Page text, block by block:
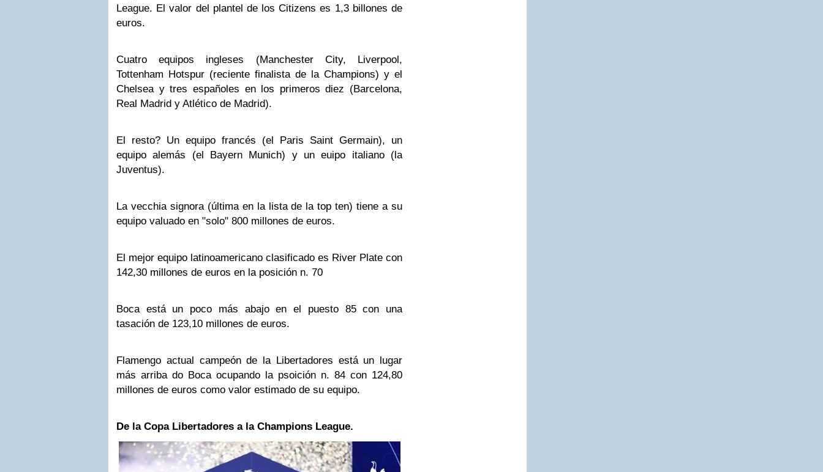
League. El valor del plantel de los Citizens es 1,3 billones de
euros.
Cuatro equipos ingleses (Manchester City, Liverpool,
Tottenham Hotspur (reciente finalista de la Champions) y el
Chelsea y tres españoles en los primeros diez (Barcelona,
Real Madrid y Atlético de Madrid).
El resto? Un equipo francés (el Paris Saint Germain), un
equipo alemás (el Bayern Munich) y un euipo italiano (la
Juventus).
La vecchia signora (última en la lista de la top ten) tiene a su
equipo valuado en "solo" 800 millones de euros.
El mejor equipo latinoamericano clasificado es River Plate con
142,30 millones de euros en la posición n. 70
Boca está un poco más abajo en el puesto 85 con una
tasación de 123,10 millones de euros.
Flamengo actual campeón de la Libertadores está un lugar
más arriba do Boca ocupando la psoición n. 84 con 124,80
millones de euros como valor estimado de su equipo.
De la Copa Libertadores a la Champions League.